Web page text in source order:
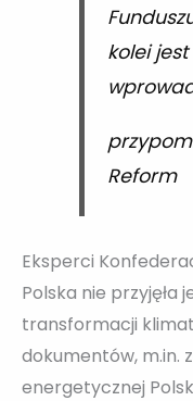
kolei
Reform
Eksperci
Polska nie przyjęła
transformacji
dokumentów, m.in.
energetycznej